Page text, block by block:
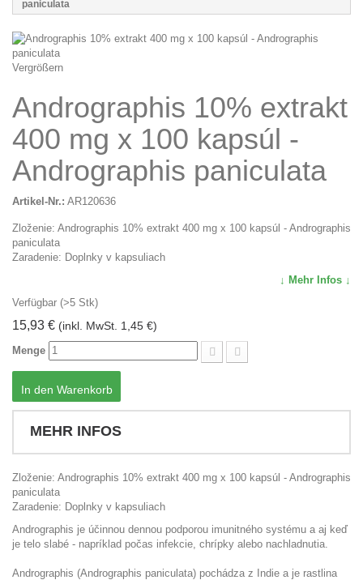
paniculata
Vergrößern
Andrographis 10% extrakt
400 mg x 100 kapsúl -
Andrographis paniculata
Artikel-Nr.: AR120636
Zloženie: Andrographis 10% extrakt 400 mg x 100 kapsúl - Andrographis
paniculata
Zaradenie: Doplnky v kapsuliach
↓ Mehr Infos ↓
Verfügbar (>5 Stk)
15,93 € (inkl. MwSt. 1,45 €)
Menge
In den Warenkorb
MEHR INFOS
Zloženie: Andrographis 10% extrakt 400 mg x 100 kapsúl - Andrographis
paniculata
Zaradenie: Doplnky v kapsuliach
Andrographis je účinnou dennou podporou imunitného systému a aj keď
je telo slabé - napríklad počas infekcie, chrípky alebo nachladnutia.
Andrographis (Andrographis paniculata) pochádza z Indie a je rastlina